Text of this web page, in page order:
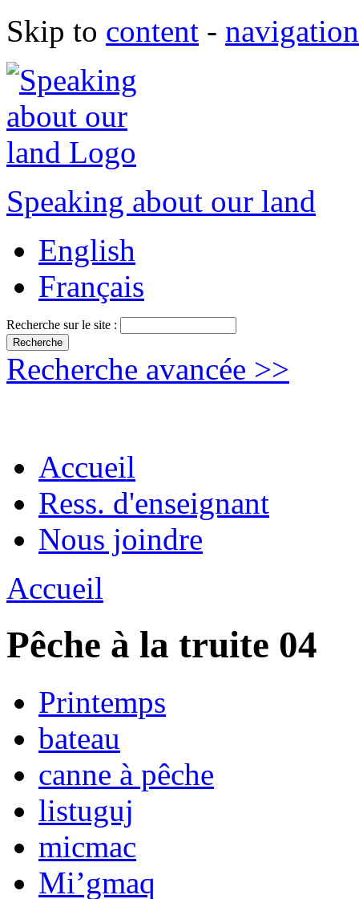
Skip to content - navigation
Speaking about our land
English
Français
Recherche sur le site :
Recherche avancée >>
Accueil
Ress. d'enseignant
Nous joindre
Accueil
Pêche à la truite 04
Printemps
bateau
canne à pêche
listuguj
micmac
Mi’gmaq